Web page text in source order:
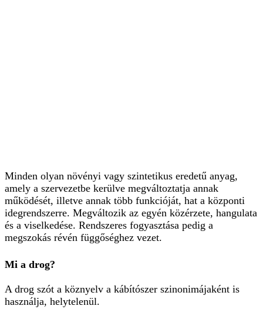
Minden olyan növényi vagy szintetikus eredetű anyag,
amely a szervezetbe kerülve megváltoztatja annak
működését, illetve annak több funkcióját, hat a központi
idegrendszerre. Megváltozik az egyén közérzete, hangulata
és a viselkedése. Rendszeres fogyasztása pedig a
megszokás révén függőséghez vezet.
Mi a drog?
A drog szót a köznyelv a kábítószer szinonimájaként is
használja, helytelenül.